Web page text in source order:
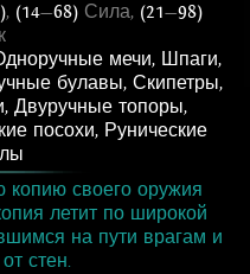
, (14—68)Сила, (21—98)
мечи, Шпаги,
булавы, Скипетры,
, Двуручные топоры,
посохи, Рунические
копию своего оружия
летит по широкой
на пути врагам и
стен.